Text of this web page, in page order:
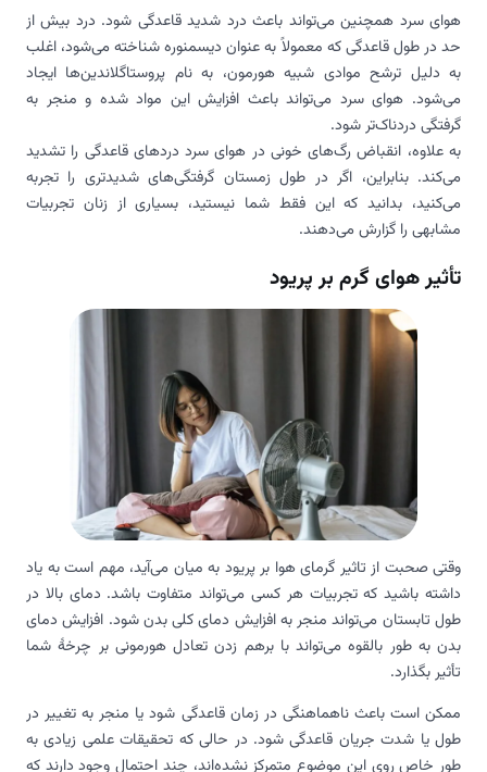
هوای سرد همچنین می‌تواند باعث درد شدید قاعدگی شود. درد بیش از
حد در طول قاعدگی که معمولاً به عنوان دیسمنوره شناخته می‌شود، اغلب
به دلیل ترشح موادی شبیه هورمون، به نام پروستاگلاندین‌ها ایجاد
می‌شود. هوای سرد می‌تواند باعث افزایش این مواد شده و منجر به
گرفتگی دردناک‌تر شود.
به علاوه، انقباض رگ‌های خونی در هوای سرد دردهای قاعدگی را تشدید
می‌کند. بنابراین، اگر در طول زمستان گرفتگی‌های شدیدتری را تجربه
می‌کنید، بدانید که این فقط شما نیستید، بسیاری از زنان تجربیات
مشابهی را گزارش می‌دهند.
تأثیر هوای گرم بر پریود
وقتی صحبت از تاثیر گرمای هوا بر پریود به میان می‌آید، مهم است به یاد
داشته باشید که تجربیات هر کسی می‌تواند متفاوت باشد. دمای بالا در
طول تابستان می‌تواند منجر به افزایش دمای کلی بدن شود. افزایش دمای
بدن به طور بالقوه می‌تواند با برهم زدن تعادل هورمونی بر چرخهٔ شما
تأثیر بگذارد.
ممکن است باعث ناهماهنگی در زمان قاعدگی شود یا منجر به تغییر در
طول یا شدت جریان قاعدگی شود. در حالی که تحقیقات علمی زیادی به
طور خاص روی این موضوع متمرکز نشده‌اند، چند احتمال وجود دارند که